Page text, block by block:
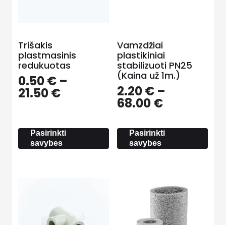
Trišakis
plastmasinis
redukuotas
0.50€ –
21.50€Price
through
21.50 €
Pasirinkti
savybes
Vamzdžiai
plastikiniai
stabilizuoti PN25
(Kaina už 1m.)
2.20€ –
68.00€Price
2.20 €
through
68.00 €
Pasirinkti
savybes